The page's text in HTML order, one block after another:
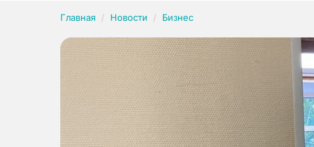
Главная Новости Бизнес